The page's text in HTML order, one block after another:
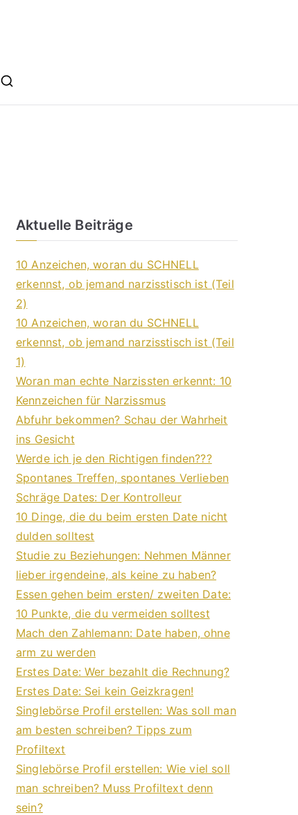
Aktuelle Beiträge
10 Anzeichen, woran du SCHNELL
erkennst, ob jemand narzisstisch ist (Teil
2)
10 Anzeichen, woran du SCHNELL
erkennst, ob jemand narzisstisch ist (Teil
1)
Woran man echte Narzissten erkennt: 10
Kennzeichen für Narzissmus
Abfuhr bekommen? Schau der Wahrheit
ins Gesicht
Werde ich je den Richtigen finden???
Spontanes Treffen, spontanes Verlieben
Schräge Dates: Der Kontrolleur
10 Dinge, die du beim ersten Date nicht
dulden solltest
Studie zu Beziehungen: Nehmen Männer
lieber irgendeine, als keine zu haben?
Essen gehen beim ersten/ zweiten Date:
10 Punkte, die du vermeiden solltest
Mach den Zahlemann: Date haben, ohne
arm zu werden
Erstes Date: Wer bezahlt die Rechnung?
Erstes Date: Sei kein Geizkragen!
Singlebörse Profil erstellen: Was soll man
am besten schreiben? Tipps zum
Profiltext
Singlebörse Profil erstellen: Wie viel soll
man schreiben? Muss Profiltext denn
sein?